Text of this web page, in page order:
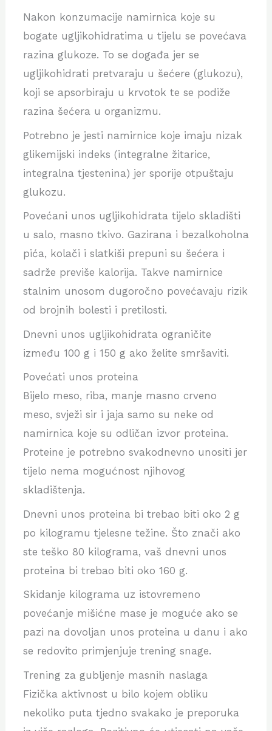
Nakon konzumacije namirnica koje su
bogate ugljikohidratima u tijelu se povećava
razina glukoze. To se događa jer se
ugljikohidrati pretvaraju u šećere (glukozu),
koji se apsorbiraju u krvotok te se podiže
razina šećera u organizmu.
Potrebno je jesti namirnice koje imaju nizak
glikemijski indeks (integralne žitarice,
integralna tjestenina) jer sporije otpuštaju
glukozu.
Povećani unos ugljikohidrata tijelo skladišti
u salo, masno tkivo. Gazirana i bezalkoholna
pića, kolači i slatkiši prepuni su šećera i
sadrže previše kalorija. Takve namirnice
stalnim unosom dugoročno povećavaju rizik
od brojnih bolesti i pretilosti.
Dnevni unos ugljikohidrata ograničite
između 100 g i 150 g ako želite smršaviti.
Povećati unos proteina
Bijelo meso, riba, manje masno crveno
meso, svježi sir i jaja samo su neke od
namirnica koje su odličan izvor proteina.
Proteine je potrebno svakodnevno unositi jer
tijelo nema mogućnost njihovog
skladištenja.
Dnevni unos proteina bi trebao biti oko 2 g
po kilogramu tjelesne težine. Što znači ako
ste teško 80 kilograma, vaš dnevni unos
proteina bi trebao biti oko 160 g.
Skidanje kilograma uz istovremeno
povećanje mišićne mase je moguće ako se
pazi na dovoljan unos proteina u danu i ako
se redovito primjenjuje trening snage.
Trening za gubljenje masnih naslaga
Fizička aktivnost u bilo kojem obliku
nekoliko puta tjedno svakako je preporuka